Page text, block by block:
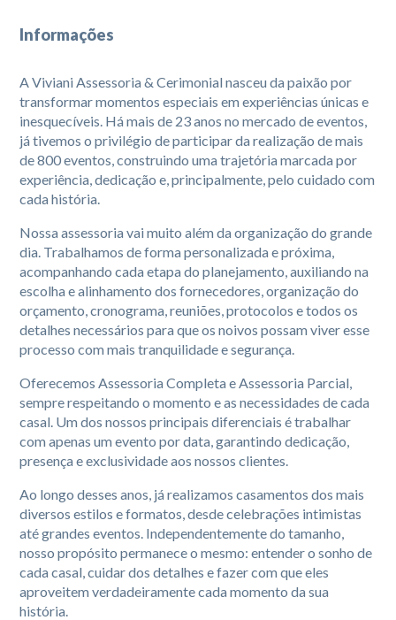
Informações
AViviani Assessoria & Cerimonial nasceu da paixão por
transformar momentos especiais em experiências únicas e
inesquecíveis. Há mais de 23 anos no mercado de eventos,
já tivemos o privilégio de participar da realização demais
de 800 eventos, construindo uma trajetória marcada por
experiência, dedicação e, principalmente, pelo cuidado com
cada história.
Nossa assessoria vai muito além da organização do grande
dia. Trabalhamos de formapersonalizada e próxima,
acompanhando cada etapa do planejamento, auxiliando na
escolha e alinhamento dos fornecedores, organização do
orçamento, cronograma, reuniões, protocolos e todos os
detalhes necessários para que os noivos possam viver esse
processo com mais tranquilidade e segurança.
OferecemosAssessoria Completa e Assessoria Parcial,
sempre respeitando o momento e as necessidades de cada
casal. Um dos nossos principais diferenciais é trabalhar
comapenas um evento por data, garantindo dedicação,
presença e exclusividade aos nossos clientes.
Ao longo desses anos, já realizamos casamentos dos mais
diversos estilos e formatos, desde celebrações intimistas
até grandes eventos. Independentemente do tamanho,
nosso propósito permanece o mesmo:entender o sonho de
cada casal, cuidar dos detalhes e fazer com que eles
aproveitem verdadeiramente cada momento da sua
história.